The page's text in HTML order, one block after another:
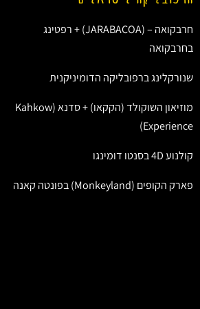
חרבקואה – (JARABACOA) + רפטינג
בחרבקואה
שנורקלינג ברפובליקה הדומיניקנית
מוזיאון השוקולד (הקקאו) + סדנא (Kahkow
Experience)
קולנוע 4D בסנטו דומינגו
פארק הקופים (Monkeyland) בפונטה קאנה